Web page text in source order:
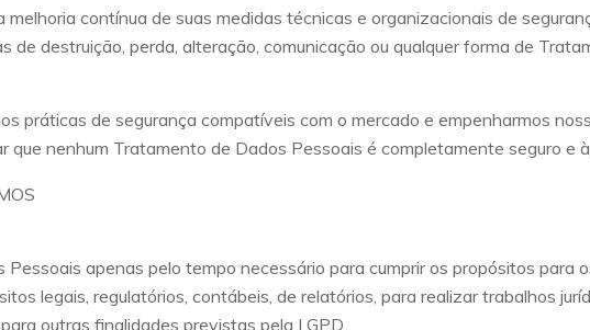
melhoria contínua de suas medidas técnicas e organizacionais de
de destruição, perda, alteração, comunicação ou qualquer forma de
práticas de segurança compatíveis com o mercado e empenharmos
que nenhum Tratamento de Dados Pessoais é completamente seguro e
apenas pelo tempo necessário para cumprir os propósitos para
legais, regulatórios, contábeis, de relatórios, para realizar trabalhos
outras finalidades previstas pela LGPD.